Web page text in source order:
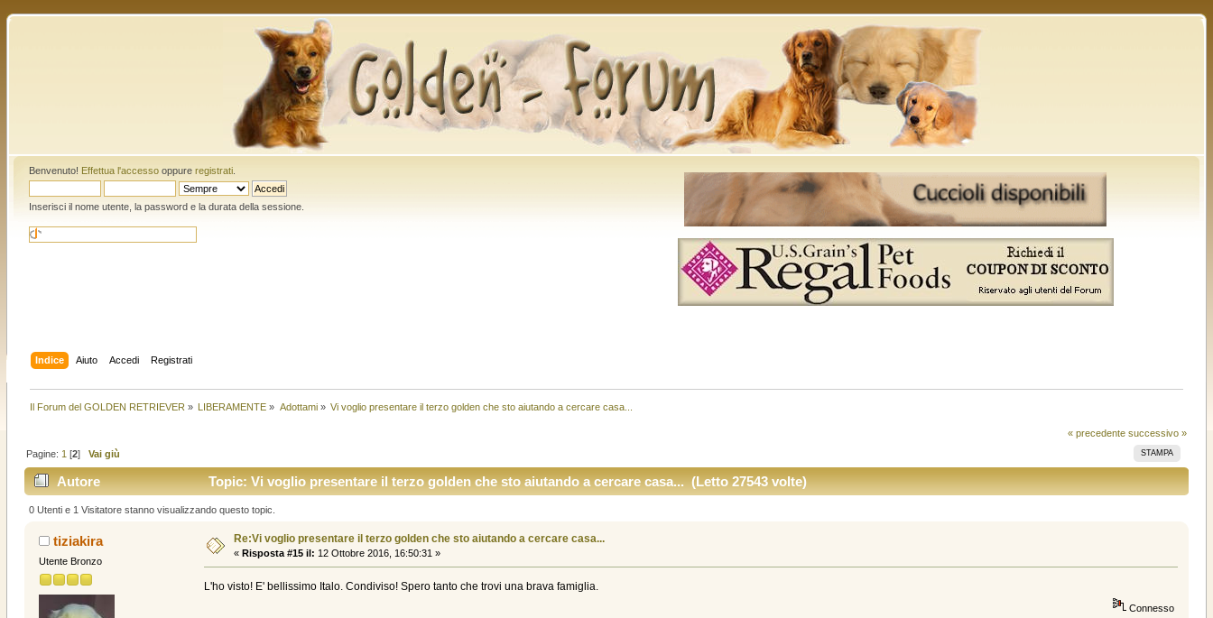
Benvenuto! Effettua l'accessooppure registrati.
Inserisci il nome utente, la password e la durata della sessione.
Indice Aiuto Accedi Registrati
Il Forum del GOLDEN RETRIEVER » LIBERAMENTE » Adottami» Vi voglio presentare il terzo golden che sto aiutando a cercare casa...
« precedente successivo »
STAMPA
Pagine: 1 [2] Vai giù
Autore Topic: Vi voglio presentare il terzo golden che sto aiutando a cercare casa... (Letto 27543 volte)
0 Utenti e 1 Visitatore stanno visualizzando questo topic.
tiziakira
Utente Bronzo
Re:Vi voglio presentare il terzo golden che sto aiutando a cercare casa...
« Risposta #15 il: 12 Ottobre 2016, 16:50:31 »
L'ho visto! E' bellissimo Italo. Condiviso! Spero tanto che trovi una brava famiglia.
Connesso